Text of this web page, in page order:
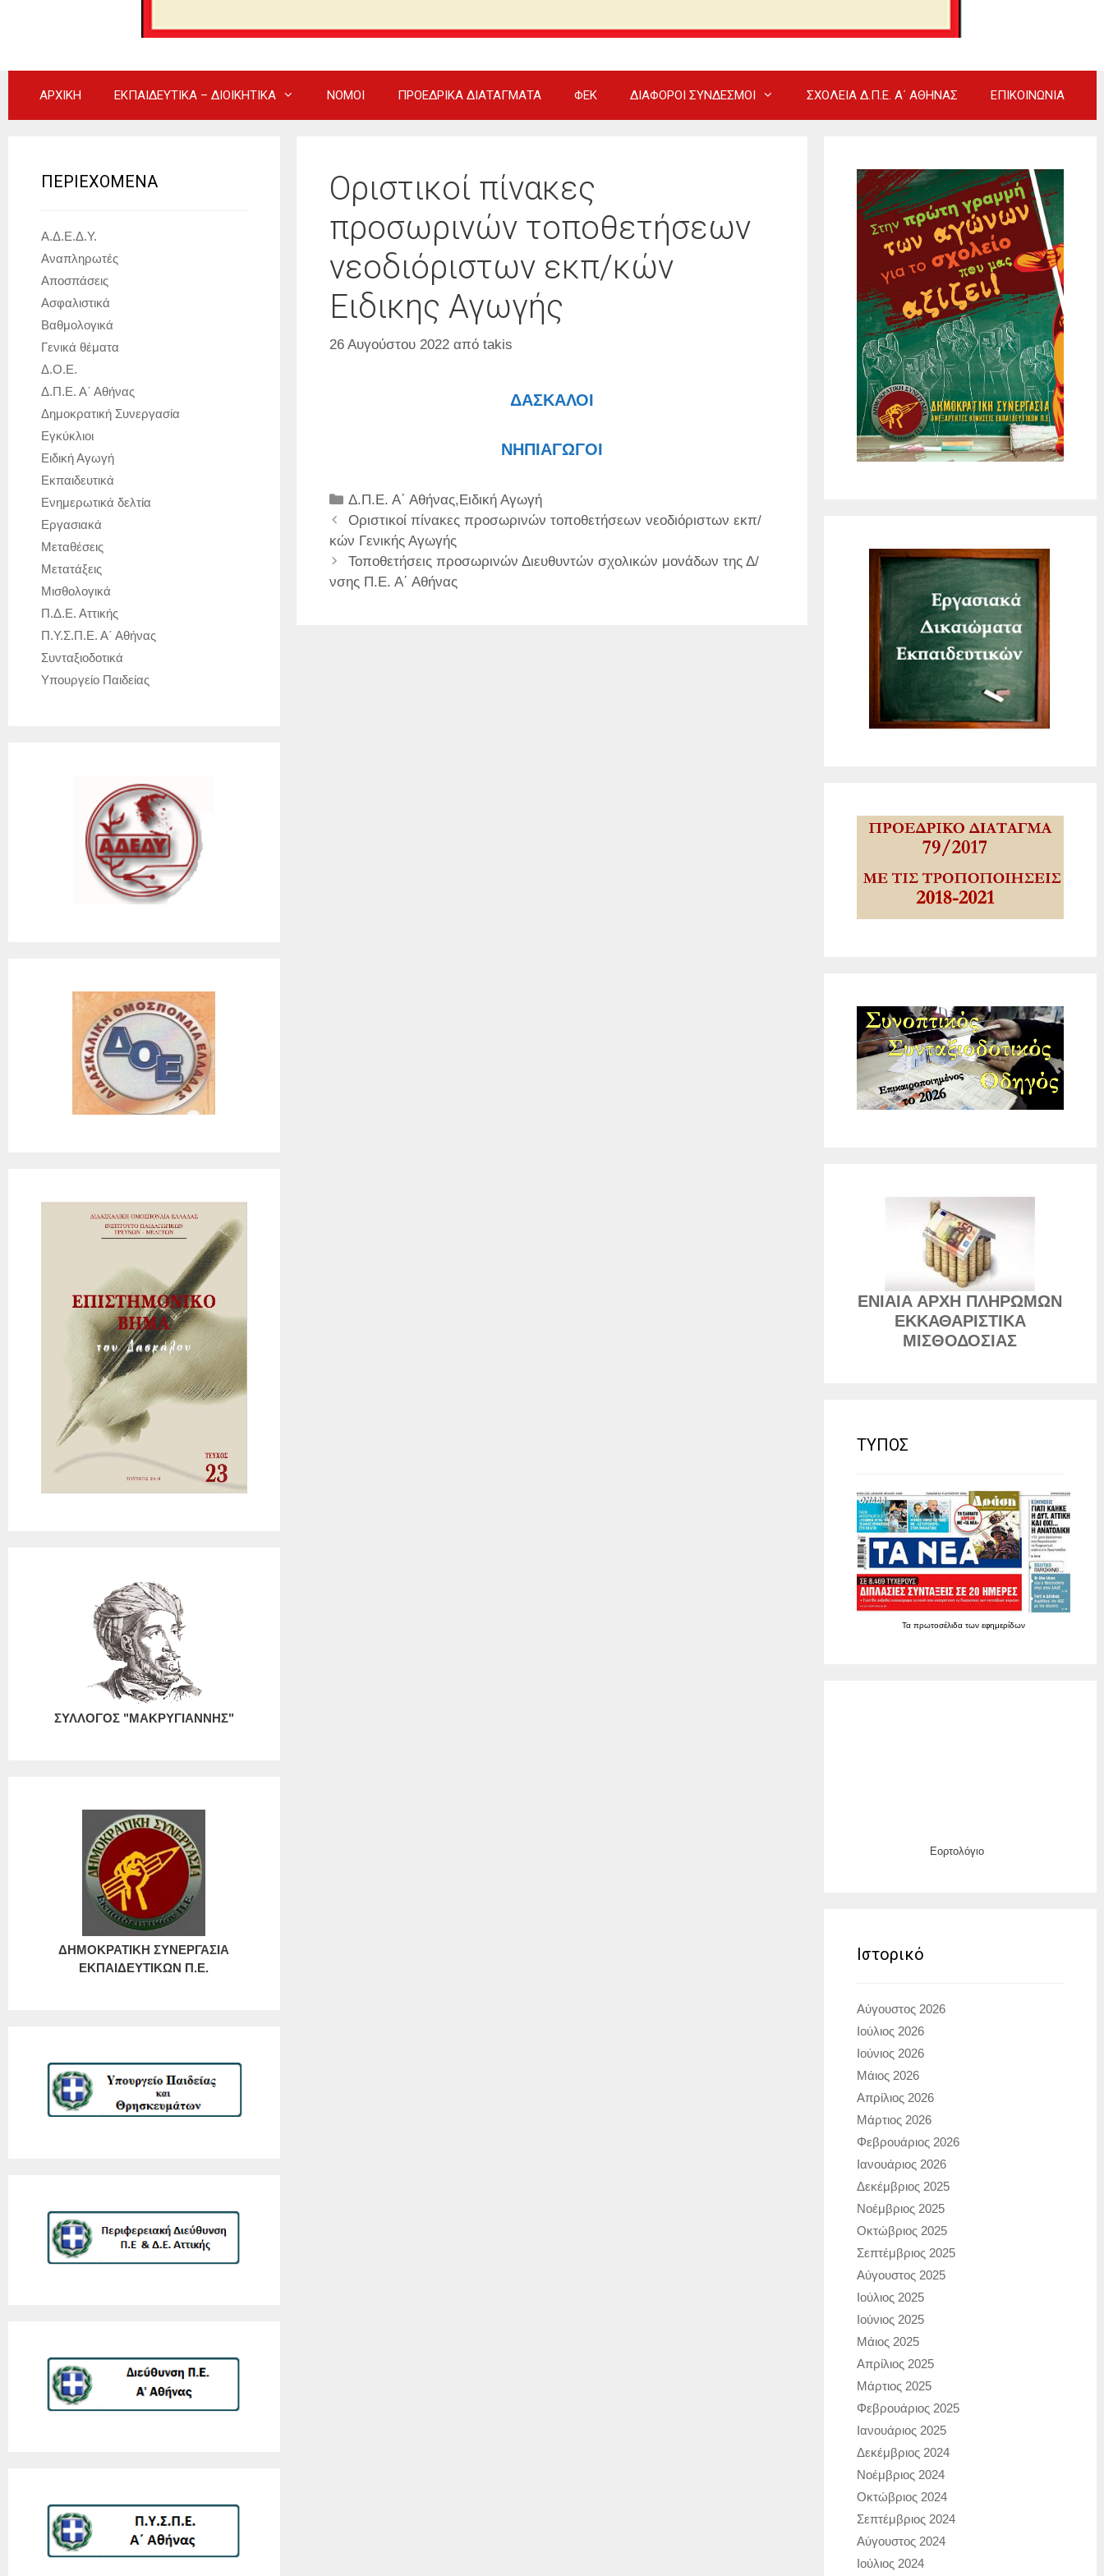
ΑΡΧΙΚΗ ΕΚΠΑΙΔΕΥΤΙΚΑ – ΔΙΟΙΚΗΤΙΚΑ ΝΟΜΟΙ ΠΡΟΕΔΡΙΚΑ ΔΙΑΤΑΓΜΑΤΑ ΦΕΚ ΔΙΑΦΟΡΟΙ ΣΥΝΔΕΣΜΟΙ ΣΧΟΛΕΙΑ Δ.Π.Ε. Α΄ ΑΘΗΝΑΣ ΕΠΙΚΟΙΝΩΝΙΑ
Οριστικοί πίνακες
προσωρινών τοποθετήσεων
νεοδιόριστων εκπ/κών
Ειδικης Αγωγής
26 Αυγούστου 2022 από takis
ΔΑΣΚΑΛΟΙ
ΝΗΠΙΑΓΩΓΟΙ
Κατηγορίες
Δ.Π.Ε. Α΄ Αθήνας,Ειδική Αγωγή
Οριστικοί πίνακες προσωρινών τοποθετήσεων νεοδιόριστων εκπ/
κών Γενικής Αγωγής
Τοποθετήσεις προσωρινών Διευθυντών σχολικών μονάδων της Δ/
νσης Π.Ε. Α΄ Αθήνας
ΠΕΡΙΕΧΟΜΕΝΑ
Α.Δ.Ε.Δ.Υ.
Αναπληρωτές
Αποσπάσεις
Ασφαλιστικά
Βαθμολογικά
Γενικά θέματα
Δ.Ο.Ε.
Δ.Π.Ε. Α΄ Αθήνας
Δημοκρατική Συνεργασία
Εγκύκλιοι
Ειδική Αγωγή
Εκπαιδευτικά
Ενημερωτικά δελτία
Εργασιακά
Μεταθέσεις
Μετατάξεις
Μισθολογικά
Π.Δ.Ε. Αττικής
Π.Υ.Σ.Π.Ε. Α΄ Αθήνας
Συνταξιοδοτικά
Υπουργείο Παιδείας
ΣΥΛΛΟΓΟΣ "ΜΑΚΡΥΓΙΑΝΝΗΣ"
ΔΗΜΟΚΡΑΤΙΚΗ ΣΥΝΕΡΓΑΣΙΑ
ΕΚΠΑΙΔΕΥΤΙΚΩΝ Π.Ε.
ΕΝΙΑΙΑ ΑΡΧΗ ΠΛΗΡΩΜΩΝ
ΕΚΚΑΘΑΡΙΣΤΙΚΑ
ΜΙΣΘΟΔΟΣΙΑΣ
ΤΥΠΟΣ
Ταπρωτοσέλιδατωνεφημερίδων
Εορτολόγιο
Ιστορικό
Αύγουστος 2026
Ιούλιος 2026
Ιούνιος 2026
Μάιος 2026
Απρίλιος 2026
Μάρτιος 2026
Φεβρουάριος 2026
Ιανουάριος 2026
Δεκέμβριος 2025
Νοέμβριος 2025
Οκτώβριος 2025
Σεπτέμβριος 2025
Αύγουστος 2025
Ιούλιος 2025
Ιούνιος 2025
Μάιος 2025
Απρίλιος 2025
Μάρτιος 2025
Φεβρουάριος 2025
Ιανουάριος 2025
Δεκέμβριος 2024
Νοέμβριος 2024
Οκτώβριος 2024
Σεπτέμβριος 2024
Αύγουστος 2024
Ιούλιος 2024